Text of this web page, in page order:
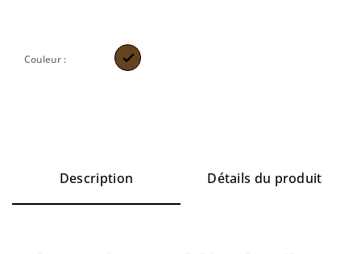
Couleur : 
Description Détails du produit